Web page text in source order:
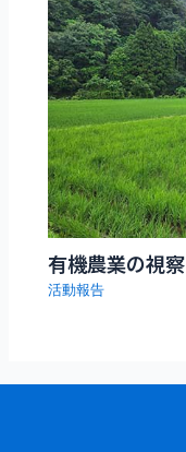
有機農業の視察
活動報告